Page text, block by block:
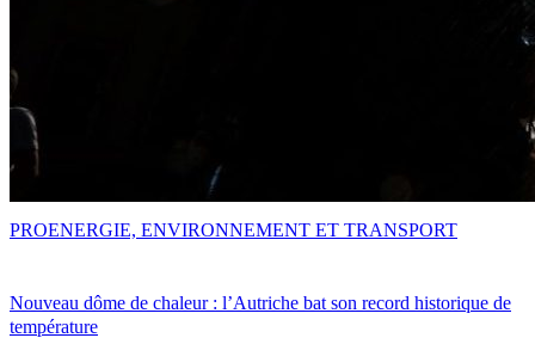
Nouveau dôme de chaleur : l’Autriche bat son record historique de
température
PROENERGIE, ENVIRONNEMENT ET TRANSPORT